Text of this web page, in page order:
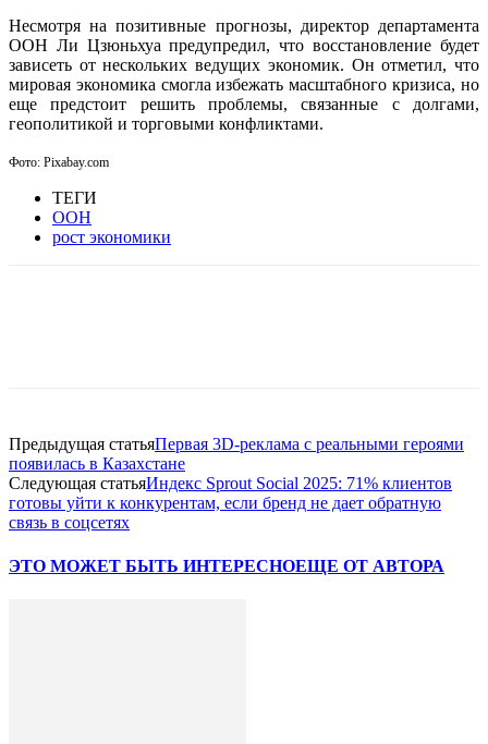
Несмотря на позитивные прогнозы, директор департамента
ООН Ли Цзюньхуа предупредил, что восстановление будет
зависеть от нескольких ведущих экономик. Он отметил, что
мировая экономика смогла избежать масштабного кризиса, но
еще предстоит решить проблемы, связанные с долгами,
геополитикой и торговыми конфликтами.
Фото: Pixabay.com
ТЕГИ
ООН
рост экономики
Предыдущая статьяПервая 3D-реклама с реальными героями
появилась в Казахстане
Следующая статьяИндекс Sprout Social 2025: 71% клиентов
готовы уйти к конкурентам, если бренд не дает обратную
связь в соцсетях
ЭТО МОЖЕТ БЫТЬ ИНТЕРЕСНОЕЩЕ ОТ АВТОРА